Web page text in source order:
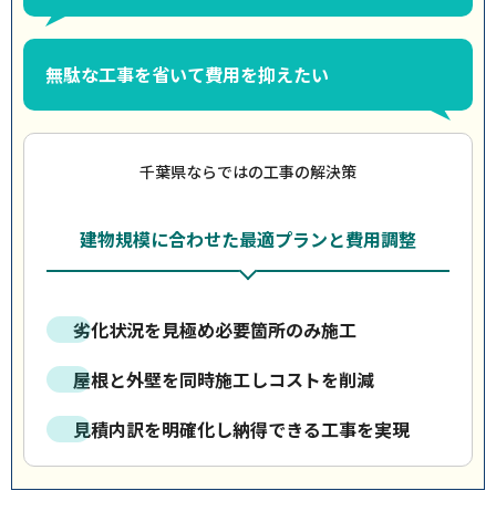
無駄な工事を省いて費用を抑えたい
千葉県ならではの工事の解決策
建物規模に合わせた最適プランと費用調整
劣化状況を見極め必要箇所のみ施工
屋根と外壁を同時施工しコストを削減
見積内訳を明確化し納得できる工事を実現